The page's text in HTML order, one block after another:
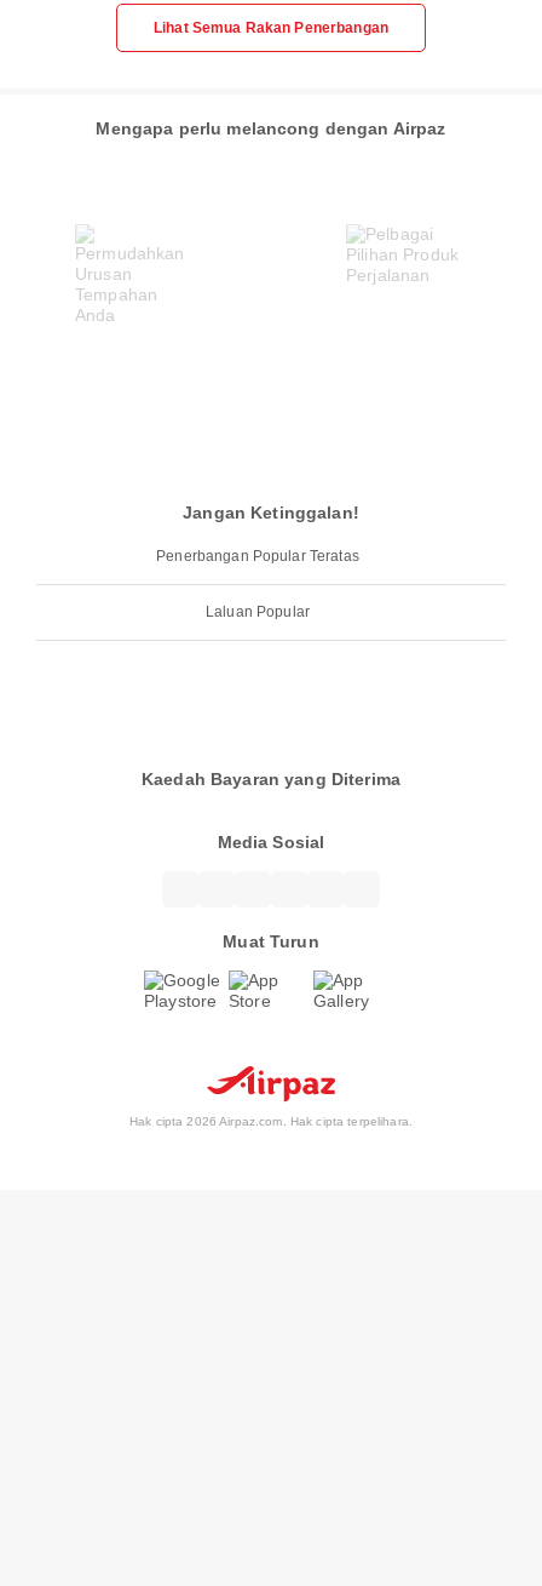
Lihat Semua Rakan Penerbangan
Mengapa perlu melancong dengan Airpaz
Jangan Ketinggalan!
Penerbangan Popular Teratas
Laluan Popular
Kaedah Bayaran yang Diterima
Media Sosial
Muat Turun
Hak cipta 2026 Airpaz.com. Hak cipta terpelihara.